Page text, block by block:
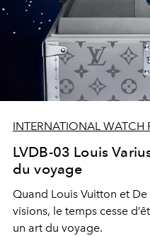
INTERNATIONAL WATCH
LVDB-03 Louis
du voyage
Quand Louis Vuitton et
visions, le temps cesse
un art du voyage.